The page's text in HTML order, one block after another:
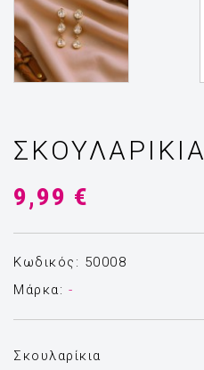
ΣΚΟΥΛΑΡΊΚΙΑ
9,99 €
Κωδικός: 50008
Μάρκα: -
Σκουλαρίκια